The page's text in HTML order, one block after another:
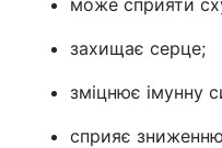
захищає серце;
зміцнює імунну
сприяє